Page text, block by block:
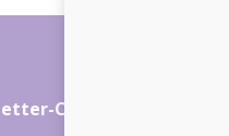
Community gelten.